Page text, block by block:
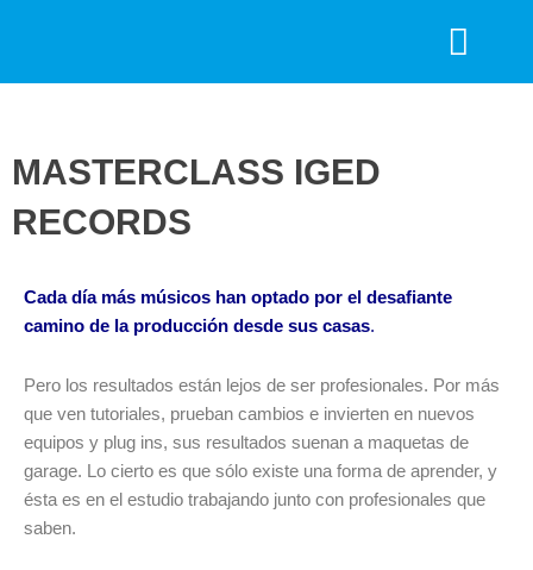
c
o
s
g
MASTERCLASS IGED
RECORDS
Cada día más músicos han optado por el desafiante
camino de la producción desde sus casas.
Pero los resultados están lejos de ser profesionales. Por más
que ven tutoriales, prueban cambios e invierten en nuevos
equipos y plug ins, sus resultados suenan a maquetas de
garage. Lo cierto es que sólo existe una forma de aprender, y
ésta es en el estudio trabajando junto con profesionales que
saben.